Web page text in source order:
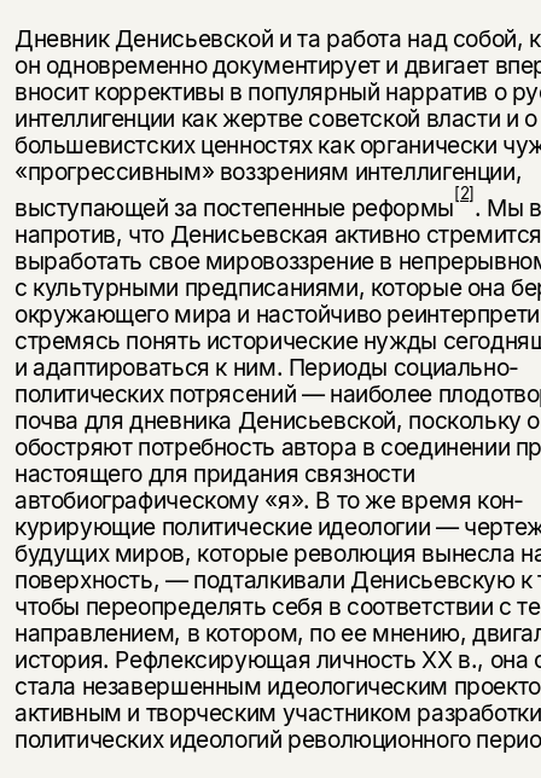
Дневник Денисьевской и та работа над собой,
он одновременно документирует и двигает
вносит коррективы в популярный нарратив о
интеллигенции как жертве советской власти и о
большевистских ценностях как органически
«прогрессивным» воззрениям интелли­генции,
выступающей за постепенные реформы[2]. Мы
напротив, что Денисьевская активно
выработать свое мировоззрение в
с культурными предписаниями, которые она
окружающего мира и настойчиво
стремясь понять исторические нужды
и адаптироваться к ним. Периоды социально-
политических потрясений — наиболее
почва для дневника Денисьевской, по­скольку
обостряют потребность автора в соединении
настоя­щего для придания связности
автобиографическому «я». В то же время кон­
курирующие политические идеологии —
будущих миров, которые революция вынесла
поверхность, — подталкивали Денисьевскую к
чтобы переопределять себя в соответствии с
направлением, в котором, по ее мнению,
история. Рефлексирующая личность XX в., она
стала незавершенным идеологическим
активным и творческим участником разработки
политических идеологий революционного